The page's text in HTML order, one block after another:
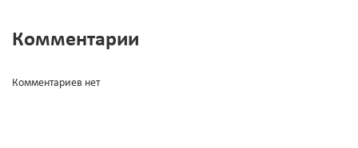
Комментарии
Комментариев нет